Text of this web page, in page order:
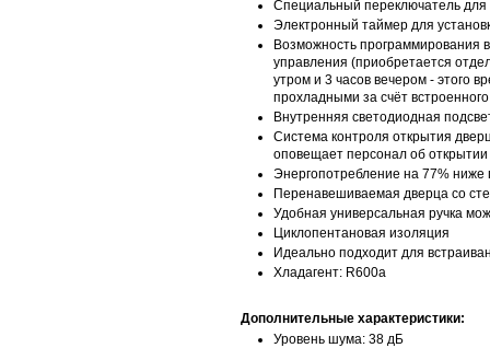
Специальный переключатель
Электронный таймер для
Возможность программирования
управления (приобретается
утром и 3 часов вечером - этого
прохладными за счёт
Внутренняя светодиодная
Система контроля открытия
оповещает персонал об
Энергопотребление на 77%
Перенавешиваемая дверца со
Удобная универсальная ручка
Циклопентановая изоляция
Идеально подходит для
​Хладагент: R600a
Дополнительные характеристики:
Уровень шума: 38 дБ